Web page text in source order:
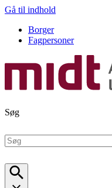
Gå til indhold
Borger
Fagpersoner
Søg